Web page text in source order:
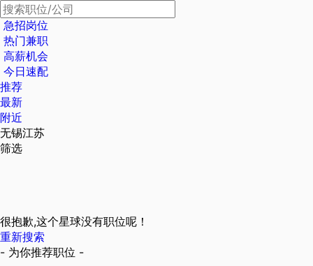
急招岗位
热门兼职
高薪机会
今日速配
推荐
最新
附近
无锡江苏
筛选
很抱歉,这个星球没有职位呢！
重新搜索
- 为你推荐职位 -